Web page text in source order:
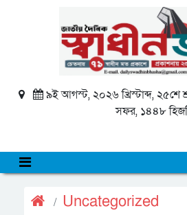
৯ই আগস্ট, ২০২৬ খ্রিস্টাব্দ, ২৫শে
সফর, ১৪৪৮
Uncategorized